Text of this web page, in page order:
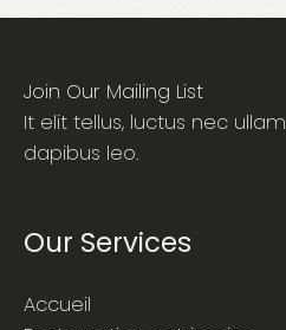
Join Our Mailing List
It elit tellus, luctus nec
dapibus leo.
Our Services
Accueil